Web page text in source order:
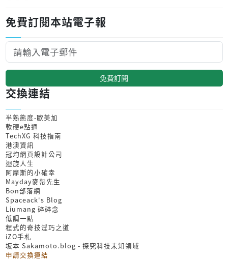
免費訂閱本站電子報
免費訂閱
交換連結
半熟態度-歐美加
軟硬e點通
TechXG 科技指南
港澳資訊
冠均網頁設計公司
迴旋人生
阿摩斯的小確幸
Mayday麥帶先生
Bon部落網
Spaceack's Blog
Liumang 碎碎念
低調一點
程式的奇技淫巧之道
iZO手札
坂本 Sakamoto.blog - 探究科技未知領域
申請交換連結